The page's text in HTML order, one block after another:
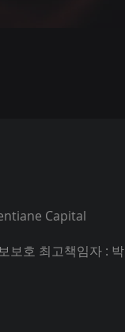
Capital
보호 최고책임자 :